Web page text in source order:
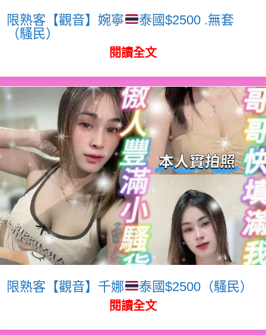
限熟客【觀音】婉寧
泰國$2500 .無套
（騷民）
閱讀全文
限熟客【觀音】千娜 泰國$2500（騷民）
閱讀全文